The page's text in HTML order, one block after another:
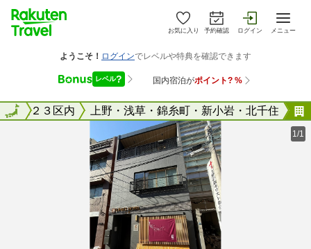
お気に入り 予約確認 ログイン メニュー
東京２３区内 上野・浅草・錦糸町・新小岩・北千住
全国
1/1